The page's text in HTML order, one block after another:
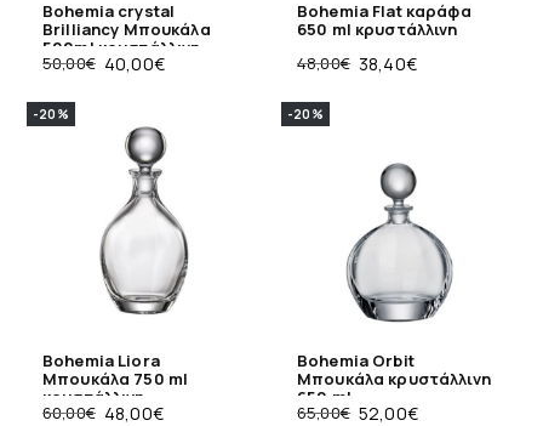
Bohemia crystal
Brilliancy Μπουκάλα
500ml κρυστάλλινη
50,00€ 40,00€
Bohemia Flat καράφα
650 ml κρυστάλλινη
48,00€ 38,40€
-20%
Bohemia Liora
Μπουκάλα 750 ml
κρυστάλλινη
60,00€ 48,00€
-20%
Bohemia Orbit
Μπουκάλα κρυστάλλινη
650 ml
65,00€ 52,00€